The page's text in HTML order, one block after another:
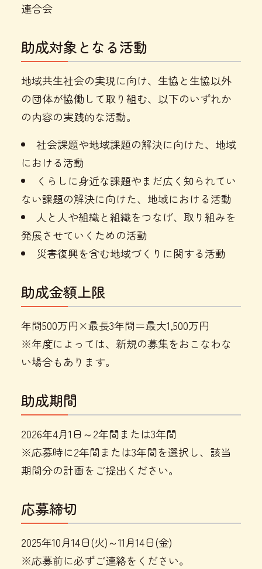
連合会
助成対象となる活動
地域共生社会の実現に向け、生協と生協以外
の団体が協働して取り組む、以下のいずれか
の内容の実践的な活動。
社会課題や地域課題の解決に向けた、地域
における活動
くらしに身近な課題やまだ広く知られてい
ない課題の解決に向けた、地域における活動
人と人や組織と組織をつなげ、取り組みを
発展させていくための活動
災害復興を含む地域づくりに関する活動
助成金額上限
年間500万円×最長3年間＝最大1,500万円
※年度によっては、新規の募集をおこなわな
い場合もあります。
助成期間
2026年4月1日～2年間または3年間
※応募時に2年間または3年間を選択し、該当
期間分の計画をご提出ください。
応募締切
2025年10月14日(火)～11月14日(金)
※応募前に必ずご連絡をください。